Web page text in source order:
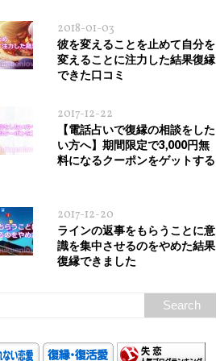
2018-01-03
彼を変えることを止めて自分を
変えることに注力した結果復縁
できた口コミ
2017-12-22
【電話占いで復縁の相談をした
い方へ】期間限定で3,000円無
料になるクーポンをゲットする
2017-12-20
ラインの返事をもらうことに意
識を集中させるのをやめた結果
復縁できました